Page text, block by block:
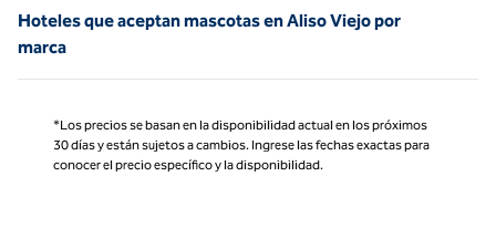
Hoteles que aceptan mascotas en Aliso Viejo por
marca
*Los precios se basan en la disponibilidad actual en los próximos
30 días y están sujetos a cambios. Ingrese las fechas exactas para
conocer el precio específico y la disponibilidad.